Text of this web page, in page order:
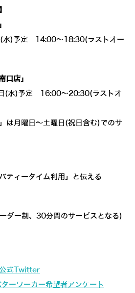
水)予定 14:00～18:30(ラストオー
口店」
(水)予定 16:00～20:30(ラストオ
は月曜日～土曜日(祝日含む)でのサ
ティータイム利用」と伝える
ダー制、30分間のサービスとなる)
公式Twitter
ーワーカー希望者アンケート